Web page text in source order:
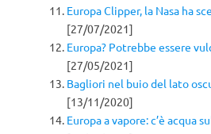
Europa Clipper, la Nasa ha
[27/07/2021]
Europa? Potrebbe essere
[27/05/2021]
Bagliori nel buio del lato
[13/11/2020]
Europa a vapore: c’è acqua